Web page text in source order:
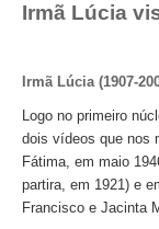
Irmã Lúcia
Irmã Lúcia (1907-
Logo no primeiro
dois vídeos que nos
Fátima, em maio
partira, em 1921) e
Francisco e Jacinta